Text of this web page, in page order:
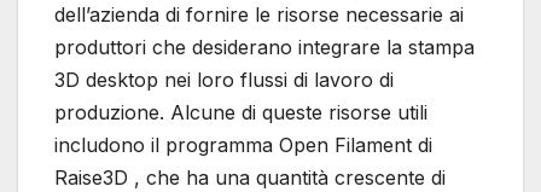
dell’azienda di fornire le risorse necessarie ai
produttori che desiderano integrare la stampa
3D desktop nei loro flussi di lavoro di
produzione. Alcune di queste risorse utili
includono il programma Open Filament di
Raise3D , che ha una quantità crescente di